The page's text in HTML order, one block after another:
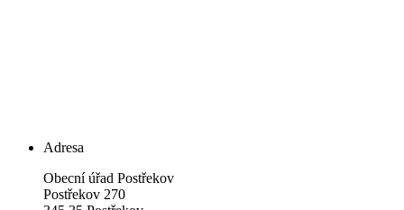
Adresa
Obecní úřad Postřekov
Postřekov 270